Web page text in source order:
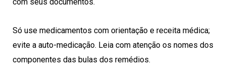
com seus documentos.
Só use medicamentos com orientação e receita médica;
evite a auto-medicação. Leia com atenção os nomes dos
componentes das bulas dos remédios.